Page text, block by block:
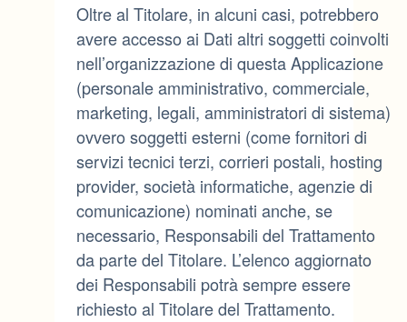
Oltre al Titolare, in alcuni casi, potrebbero
avere accesso ai Dati altri soggetti coinvolti
nell’organizzazione di questa Applicazione
(personale amministrativo, commerciale,
marketing, legali, amministratori di sistema)
ovvero soggetti esterni (come fornitori di
servizi tecnici terzi, corrieri postali, hosting
provider, società informatiche, agenzie di
comunicazione) nominati anche, se
necessario, Responsabili del Trattamento
da parte del Titolare. L’elenco aggiornato
dei Responsabili potrà sempre essere
richiesto al Titolare del Trattamento.